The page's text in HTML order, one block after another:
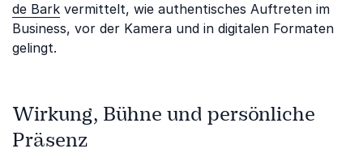
de Bark vermittelt, wie authentisches Auftreten im
Business, vor der Kamera und in digitalen Formaten
gelingt.
Wirkung, Bühne und persönliche
Präsenz